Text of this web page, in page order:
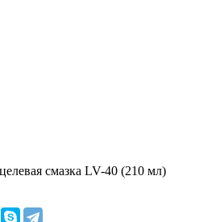
смазка LV-40 (210 мл)